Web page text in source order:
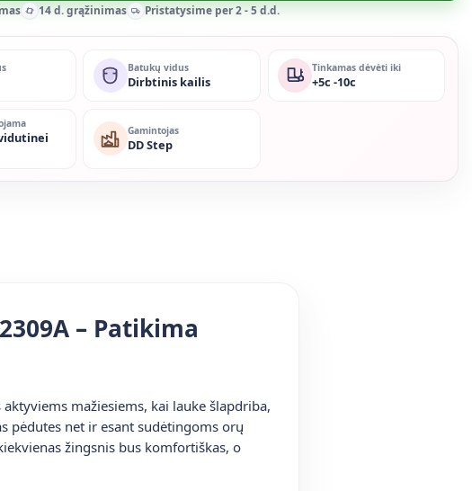
14 d. grąžinimas Pristatysime per 2 - 5 d.d.
Batukų vidus
Dirbtinis kailis
Tinkamas dėvėti iki
+5c -10c
Gamintojas
DD Step
– Patikima
mažiesiems, kai lauke šlapdriba,
pėdutes net ir esant sudėtingoms orų
žingsnis bus komfortiškas, o